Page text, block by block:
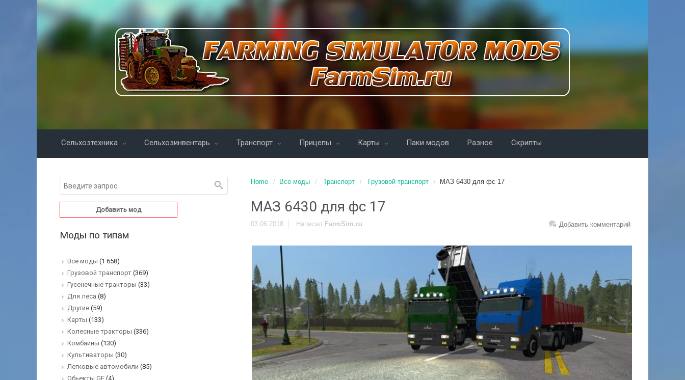
Сельхозтехника Сельхозинвентарь Транспорт Прицепы Карты Паки модов Разное Скрипты
Home Все моды Транспорт Грузовой транспорт МАЗ 6430 для фс 17
МАЗ 6430 для фс 17
03.06.2018 Добавить комментарий
Написал FarmSim.ru
Добавить мод
Моды по типам
Все моды (1 658)
Грузовой транспорт (369)
Гусенечные тракторы (33)
Для леса (8)
Другие (59)
Карты (133)
Колесные тракторы (336)
Комбайны (130)
Культиваторы (30)
Легковые автомобили (85)
Обьекты GE (4)